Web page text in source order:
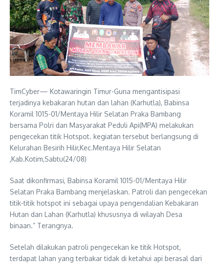
TimCyber— Kotawaringin Timur-Guna mengantisipasi
terjadinya kebakaran hutan dan lahan (Karhutla), Babinsa
Koramil 1015-01/Mentaya Hilir Selatan Praka Bambang
bersama Polri dan Masyarakat Peduli Api(MPA) melakukan
pengecekan titik Hotspot. kegiatan tersebut berlangsung di
Kelurahan Besirih Hilir,Kec.Mentaya Hilir Selatan
,Kab.Kotim,Sabtu(24/08)
Saat dikonfirmasi, Babinsa Koramil 1015-01/Mentaya Hilir
Selatan Praka Bambang menjelaskan. Patroli dan pengecekan
titik-titik hotspot ini sebagai upaya pengendalian Kebakaran
Hutan dan Lahan (Karhutla) khususnya di wilayah Desa
binaan.” Terangnya.
Setelah dilakukan patroli pengecekan ke titik Hotspot,
terdapat lahan yang terbakar tidak di ketahui api berasal dari